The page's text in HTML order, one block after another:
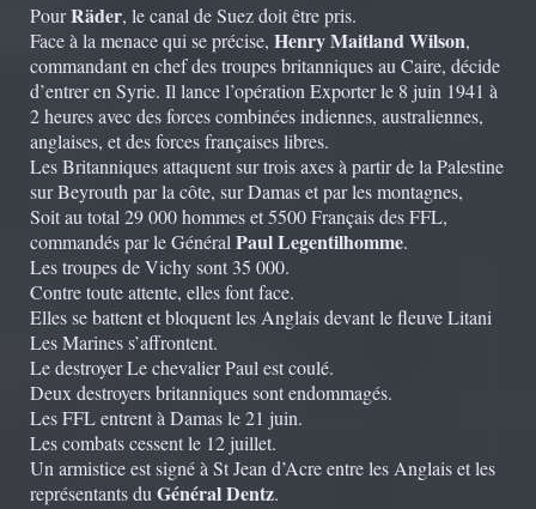
PourRäder, le canal de Suez doit être pris.
Face à la menace qui se précise, Henry Maitland Wilson,
commandant en chef des troupes britanniques au Caire, décide
d’entrer en Syrie. Il lance l’opération Exporter le 8 juin 1941 à
2 heures avec des forces combinées indiennes, australiennes,
anglaises, et des forces françaises libres.
Les Britanniques attaquent sur trois axes à partir de la Palestine
sur Beyrouth par la côte, sur Damas et par les montagnes,
Soit au total 29 000 hommes et 5500 Français des FFL,
commandés par le GénéralPaul Legentilhomme.
Les troupes de Vichy sont 35 000.
Contre toute attente, elles font face.
Elles se battent et bloquent les Anglais devant le fleuve Litani
Les Marines s’affrontent.
Le destroyer Le chevalier Paul est coulé.
Deux destroyers britanniques sont endommagés.
Les FFL entrent à Damas le 21 juin.
Les combats cessent le 12 juillet.
Un armistice est signé à St Jean d’Acre entre les Anglais et les
représentants duGénéral Dentz.